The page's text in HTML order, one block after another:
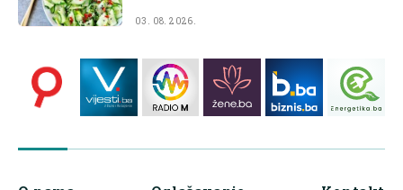
03. 08. 2026.